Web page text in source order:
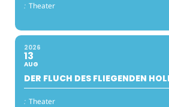
: Theater
2026
13
AUG
DER FLUCH DES FLIEGENDEN
: Theater